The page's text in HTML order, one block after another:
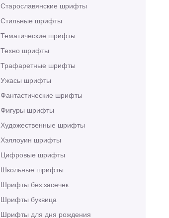
Старославянские шрифты
Стильные шрифты
Тематические шрифты
Техно шрифты
Трафаретные шрифты
Ужасы шрифты
Фантастические шрифты
Фигуры шрифты
Художественные шрифты
Хэллоуин шрифты
Цифровые шрифты
Школьные шрифты
Шрифты без засечек
Шрифты буквица
Шрифты для дня рождения